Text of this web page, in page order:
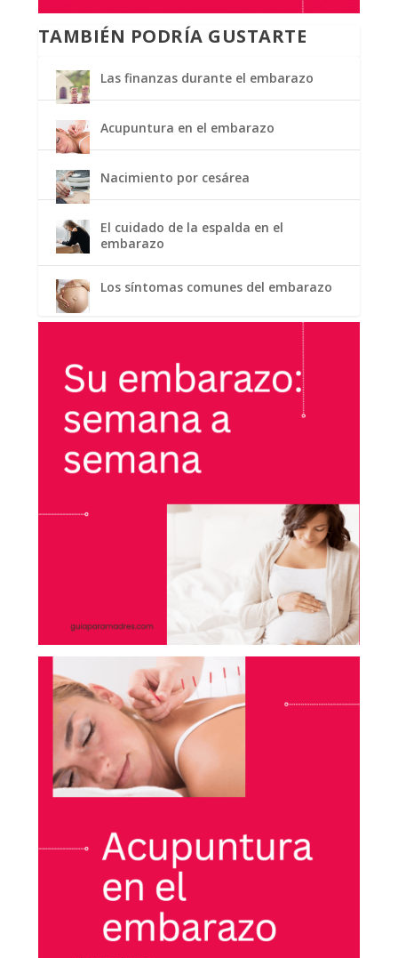
TAMBIÉN PODRÍA GUSTARTE
Las finanzas durante el embarazo
Acupuntura en el embarazo
Nacimiento por cesárea
El cuidado de la espalda en el
embarazo
Los síntomas comunes del embarazo